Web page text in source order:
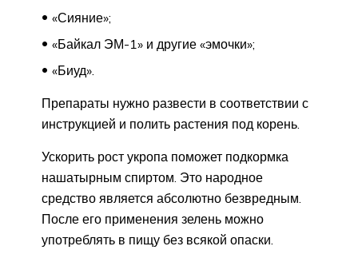
«Сияние»;
«Байкал ЭМ-1» и другие «эмочки»;
«Биуд».
Препараты нужно развести в соответствии с
инструкцией и полить растения под корень.
Ускорить рост укропа поможет подкормка
нашатырным спиртом. Это народное
средство является абсолютно безвредным.
После его применения зелень можно
употреблять в пищу без всякой опаски.